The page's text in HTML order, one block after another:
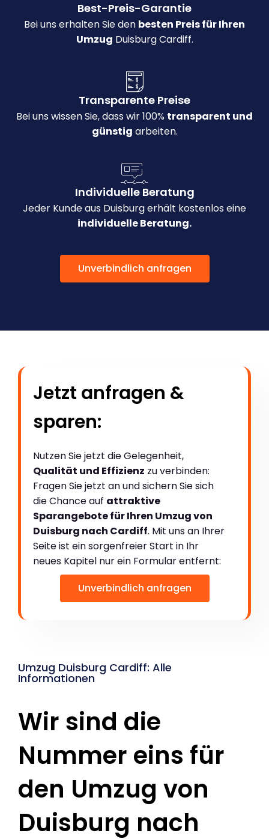
Best-Preis-Garantie
Bei uns erhalten Sie den besten Preis für Ihren
Umzug Duisburg Cardiff.
Transparente Preise
Bei uns wissen Sie, dass wir 100% transparent und
günstig arbeiten.
Individuelle Beratung
Jeder Kunde aus Duisburg erhält kostenlos eine
individuelle Beratung.
Unverbindlich anfragen
Jetzt anfragen &
sparen:
Nutzen Sie jetzt die Gelegenheit,
Qualität und Effizienz zu verbinden:
Fragen Sie jetzt an und sichern Sie sich
die Chance auf attraktive
Sparangebote für Ihren Umzug von
Duisburg nach Cardiff. Mit uns an Ihrer
Seite ist ein sorgenfreier Start in Ihr
neues Kapitel nur ein Formular entfernt:
Unverbindlich anfragen
Umzug Duisburg Cardiff: Alle
Informationen
Wir sind die
Nummer eins für
den Umzug von
Duisburg nach